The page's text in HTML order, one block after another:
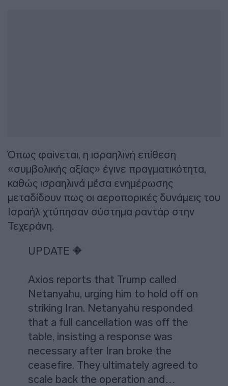
Όπως φαίνεται, η ισραηλινή επίθεση
«συμβολικής αξίας» έγινε πραγματικότητα,
καθώς ισραηλινά μέσα ενημέρωσης
μεταδίδουν πως οι αεροπορικές δυνάμεις του
Ισραήλ χτύπησαν σύστημα ραντάρ στην
Τεχεράνη.
UPDATE 🔶
Axios reports that Trump called
Netanyahu, urging him to hold off on
striking Iran. Netanyahu responded
that a full cancellation was off the
table, insisting a response was
necessary after Iran broke the
ceasefire. They ultimately agreed to
scale back the operation and…